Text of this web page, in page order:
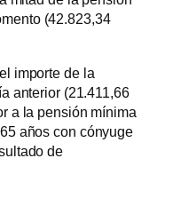
(42.823,34
importe de la
anterior (21.411,66
a la pensión mínima
años con cónyuge
de